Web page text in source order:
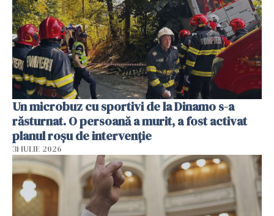
Un microbuz cu sportivi de la Dinamo s-a
răsturnat. O persoană a murit, a fost activat
planul roșu de intervenție
31 IULIE 2026